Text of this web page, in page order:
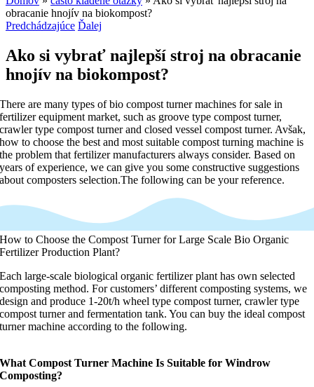
obracanie hnojív na biokompost?
Predchádzajúce Ďalej
Ako si vybrať najlepší stroj na obracanie
hnojív na biokompost?
There are many types of bio compost turner machines for sale in
fertilizer equipment market,such as groove type compost turner,
crawler type compost turner and closed vessel compost turner. Avšak,
how to choose the best and most suitable compost turning machine is
the problem that fertilizer manufacturers always consider.Based on
years of experience,we can give you some constructive suggestions
about composters selection.The following can be your reference.
How to Choose the Compost Turner for Large Scale Bio Organic
Fertilizer Production Plant?
Each large-scale biological organic fertilizer plant has own selected
composting method.For customers’ different composting systems,we
design and produce 1-20t/h wheel type compost turner,crawler type
compost turner and fermentation tank.You can buy the ideal compost
turner machine according to the following.
What Compost Turner Machine Is Suitable for Windrow
Composting?